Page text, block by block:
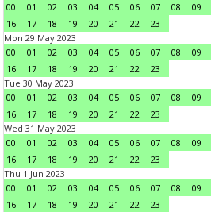
00
01 02 03 04 05 06 07 08 09
16
17 18 19 20 21 22
23
Mon 29 May 2023
00
01 02 03 04 05 06 07 08 09
16
17 18 19 20 21 22
23
Tue 30 May 2023
00
01 02 03 04 05 06 07 08 09
16
17 18 19 20 21 22
23
Wed 31 May 2023
00
01 02 03 04 05 06 07 08 09
16
17 18 19 20 21 22
23
Thu 1 Jun 2023
00
01 02 03 04 05 06 07 08 09
16
17 18 19 20 21 22
23